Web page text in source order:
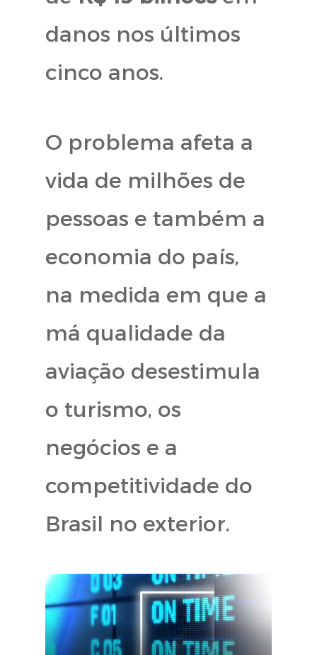
danos nos últimos
cinco anos.
O problema afeta a
vida de milhões de
pessoas e também a
economia do país,
na medida em que a
má qualidade da
aviação desestimula
o turismo, os
negócios e a
competitividade do
Brasil no exterior.
Tocador
de